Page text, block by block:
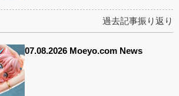
過去記事振り返り
07.08.2026 Moeyo.com News